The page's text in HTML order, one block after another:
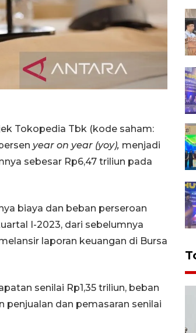
Tokopedia Tbk (kode saham:
year on year (yoy), menjadi
sebesar Rp6,47 triliun pada
biaya dan beban perseroan
I-2023, dari sebelumnya
laporan keuangan di Bursa
senilai Rp1,35 triliun, beban
penjualan dan pemasaran senilai